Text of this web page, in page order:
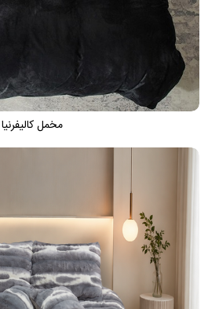
مخمل کالیفرنیا